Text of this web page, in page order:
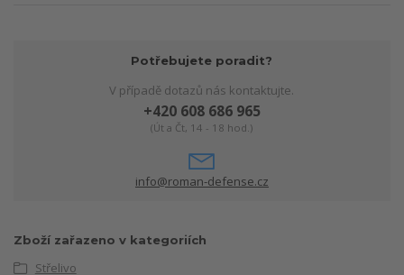
Potřebujete poradit?
V případě dotazů nás kontaktujte.
+420 608 686 965
(Út a Čt, 14 - 18 hod.)
info@roman-defense.cz
Zboží zařazeno v kategoriích
Střelivo